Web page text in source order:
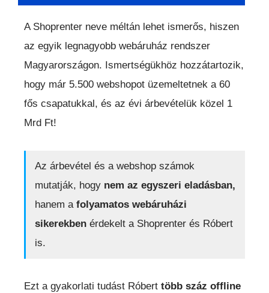
A Shoprenter neve méltán lehet ismerős, hiszen
az egyik legnagyobb webáruház rendszer
Magyarországon. Ismertségükhöz hozzátartozik,
hogy már 5.500 webshopot üzemeltetnek a 60
fős csapatukkal, és az évi árbevételük közel 1
Mrd Ft!
Az árbevétel és a webshop számok
mutatják, hogy nem az egyszeri eladásban,
hanem a folyamatos webáruházi
sikerekben érdekelt a Shoprenter és Róbert
is.
Ezt a gyakorlati tudást Róbert több száz offline